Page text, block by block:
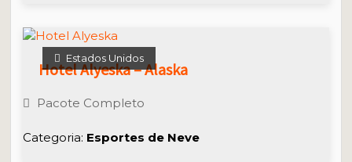
Estados Unidos
Hotel Alyeska – Alaska
Pacote Completo
Categoria: Esportes de Neve